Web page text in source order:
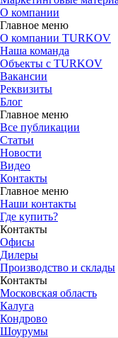
О компании
Главное меню
О компании TURKOV
Наша команда
Объекты с TURKOV
Вакансии
Реквизиты
Блог
Главное меню
Все публикации
Статьи
Новости
Видео
Контакты
Главное меню
Наши контакты
Где купить?
Контакты
Офисы
Дилеры
Производство и склады
Контакты
Московская область
Калуга
Кондрово
Шоурумы